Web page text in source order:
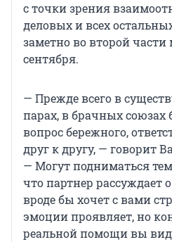
с точки зрения
деловых и всех
заметно во второй части
сентября.
— Прежде всего в
парах, в брачных союзах
вопрос бережного,
друг к другу, — говорит
— Могут подниматься
что партнер рассуждает
вроде бы хочет с вами
эмоции проявляет, но
реальной помощи вы